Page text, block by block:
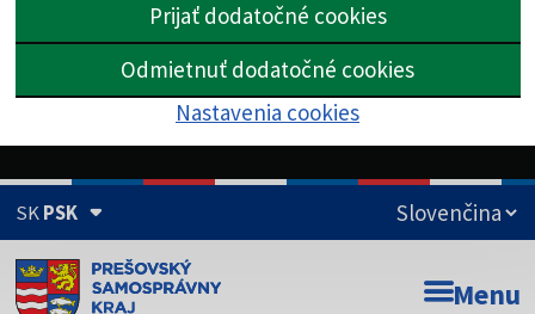
Prijať dodatočné cookies
Odmietnuť dodatočné cookies
Nastavenia cookies
SKPSK
Doména psk.sk je oficiálna Menu